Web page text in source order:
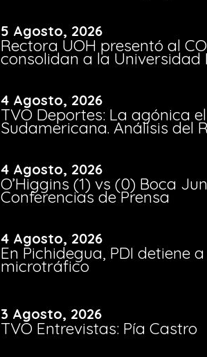
5 Agosto, 2026
Rectora UOH presentó al
consolidan a la Universidad
4 Agosto, 2026
TVO Deportes: La agónica
Sudamericana. Análisis del
4 Agosto, 2026
O’Higgins (1) vs (0) Boca
Conferencias de Prensa
4 Agosto, 2026
En Pichidegua, PDI detiene
microtráfico
3 Agosto, 2026
TVO Entrevistas: Pía Castro